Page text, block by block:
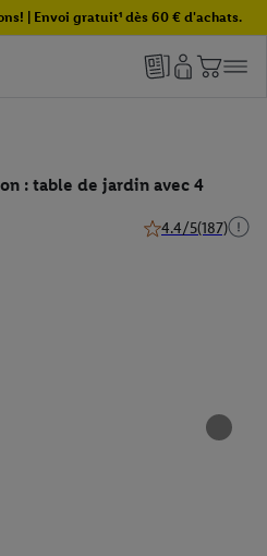
| Envoi gratuit¹ dès 60 € d'achats.
: table de jardin avec 4
4.4/5(187)